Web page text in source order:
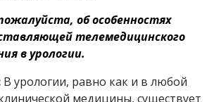
об особенностях
телемедицинского
в урологии.
В урологии, равно как и в любой
медицины, существует